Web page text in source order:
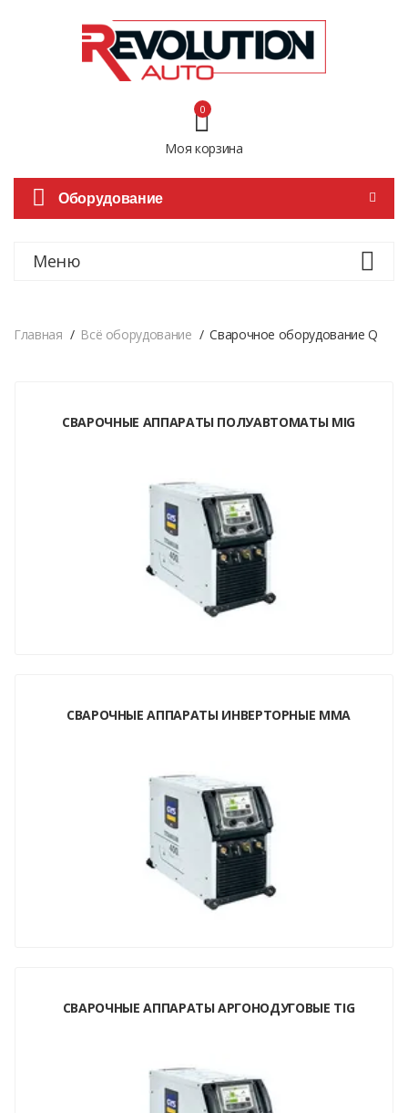
Моя корзина
0
Оборудование
Меню
Главная Всё оборудование Сварочное оборудование Q
СВАРОЧНЫЕ АППАРАТЫ ПОЛУАВТОМАТЫ MIG
СВАРОЧНЫЕ АППАРАТЫ ИНВЕРТОРНЫЕ MMA
СВАРОЧНЫЕ АППАРАТЫ АРГОНОДУГОВЫЕ TIG